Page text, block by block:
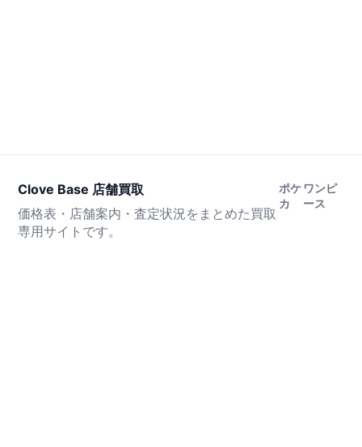
Clove Base 店舗買取
価格表・店舗案内・査定状況をまとめた買取
専用サイトです。
ポケ
カ
ワンピ
ース